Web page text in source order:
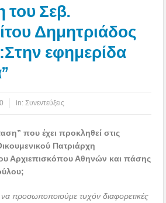
του Σεβ.
Δημητριάδος
εφημερίδα
in:Συνεντεύξεις
που έχει προκληθεί στις
Πατριάρχη
Αρχιεπισκόπου Αθηνών και πάσης
προσωποποιούμε τυχόν διαφορετικές